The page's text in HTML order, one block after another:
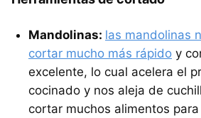
Mandolinas: las mandolinas
cortar mucho más rápido y
excelente, lo cual acelera el
cocinado y nos aleja de
cortar muchos alimentos